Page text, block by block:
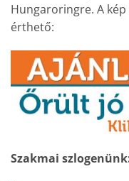
Hungaroringre. A
érthető:
Szakmai